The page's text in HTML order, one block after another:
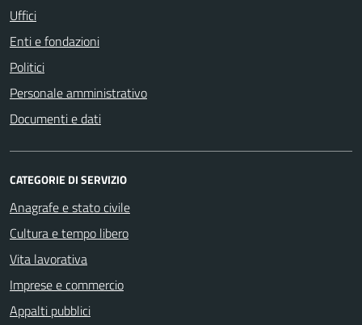
Uffici
Enti e fondazioni
Politici
Personale amministrativo
Documenti e dati
CATEGORIE DI SERVIZIO
Anagrafe e stato civile
Cultura e tempo libero
Vita lavorativa
Imprese e commercio
Appalti pubblici